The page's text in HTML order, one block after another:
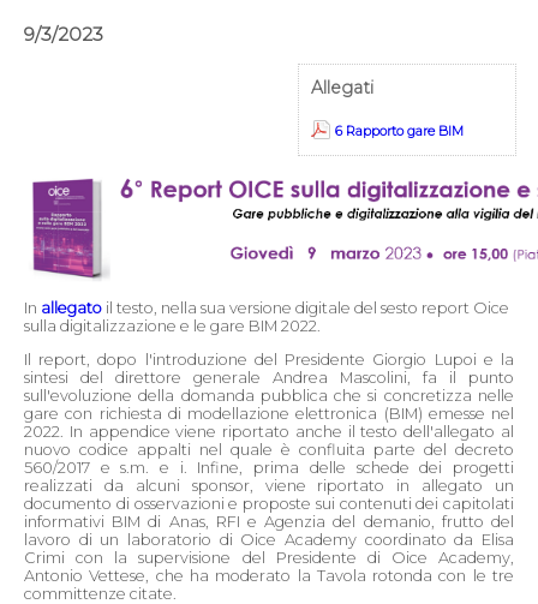
9/3/2023
Allegati
6 Rapporto gare BIM
In allegato il testo, nella sua versione digitale del sesto report Oice
sulla digitalizzazione e le gare BIM 2022.
Il report, dopo l'introduzione del Presidente Giorgio Lupoi e la
sintesi del direttore generale Andrea Mascolini, fa il punto
sull'evoluzione della domanda pubblica che si concretizza nelle
gare con richiesta di modellazione elettronica (BIM) emesse nel
2022. In appendice viene riportato anche il testo dell'allegato al
nuovo codice appalti nel quale è confluita parte del decreto
560/2017 e s.m. e i. Infine, prima delle schede dei progetti
realizzati da alcuni sponsor, viene riportato in allegato un
documento di osservazioni e proposte sui contenuti dei capitolati
informativi BIM di Anas, RFI e Agenzia del demanio, frutto del
lavoro di un laboratorio di Oice Academy coordinato da Elisa
Crimi con la supervisione del Presidente di Oice Academy,
Antonio Vettese, che ha moderato la Tavola rotonda con le tre
committenze citate.